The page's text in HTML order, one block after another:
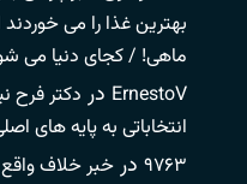
بهترین غذا را می خوردند
ماهی! / کجای دنیا می
ErnestoV در دکتر فرح
انتخاباتی به پایه های
۹۷۶۳ در خبر خلاف